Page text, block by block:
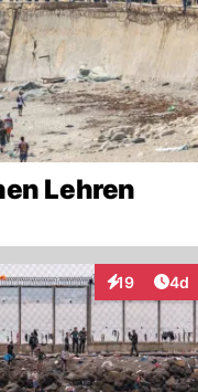
Lehren
19
Interaktionen
4d